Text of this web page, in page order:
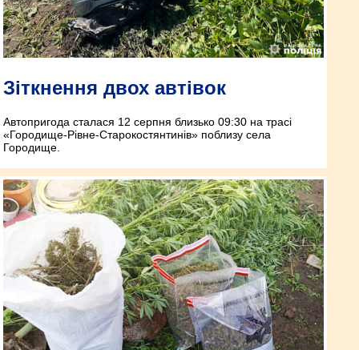
Зіткнення двох автівок
Автопригода сталася 12 серпня близько 09:30 на трасі
«Городище-Рівне-Старокостянтинів» поблизу села
Городище.